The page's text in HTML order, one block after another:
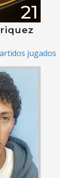
21
jugados